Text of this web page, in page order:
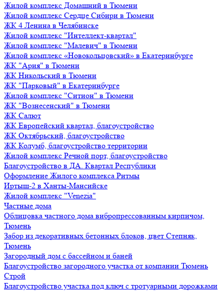
Жилой комплекс Домашний в Тюмени
Жилой комплекс Сердце Сибири в Тюмени
ЖК 4 Ленина в Челябинске
Жилой комплекс "Интеллект-квартал"
Жилой комплекс "Малевич" в Тюмени
Жилой комплекс «Новокольцовский» в Екатеринбурге
ЖК "Ария" в Тюмени
ЖК Никольский в Тюмени
ЖК "Парковый" в Екатеринбурге
Жилой комплекс "Ситион" в Тюмени
ЖК "Вознесенский" в Тюмени
ЖК Салют
ЖК Европейский квартал, благоустройство
ЖК Октябрьский, благоустройство
ЖК Колумб, благоустройство территории
Жилой комплекс Речной порт, благоустройство
Благоустройство в ДА. Квартал Республики
Оформление Жилого комплекса Ритмы
Иртыш-2 в Ханты-Мансийске
Жилой комплекс "Venezia"
Частные дома
Облицовка частного дома вибропрессованным кирпичом,
Тюмень
Забор из декоративных бетонных блоков, цвет Степняк,
Тюмень
Загородный дом с бассейном и баней
Благоустройство загородного участка от компании Тюмень
Строй
Благоустройство участка под ключ с тротуарными дорожками